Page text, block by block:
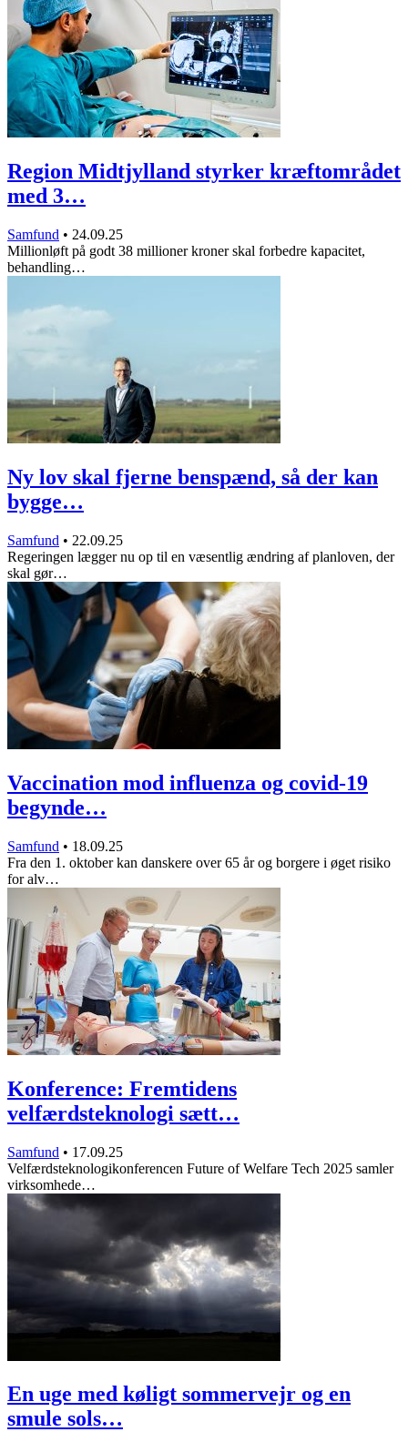
Region Midtjylland styrker kræftområdet
med 3…
Samfund • 24.09.25
Millionløft på godt 38 millioner kroner skal forbedre kapacitet,
behandling…
Ny lov skal fjerne benspænd, så der kan
bygge…
Samfund • 22.09.25
Regeringen lægger nu op til en væsentlig ændring af planloven, der
skal gør…
Vaccination mod influenza og covid-19
begynde…
Samfund • 18.09.25
Fra den 1. oktober kan danskere over 65 år og borgere i øget risiko
for alv…
Konference: Fremtidens
velfærdsteknologi sætt…
Samfund • 17.09.25
Velfærdsteknologikonferencen Future of Welfare Tech 2025 samler
virksomhede…
En uge med køligt sommervejr og en
smule sols…